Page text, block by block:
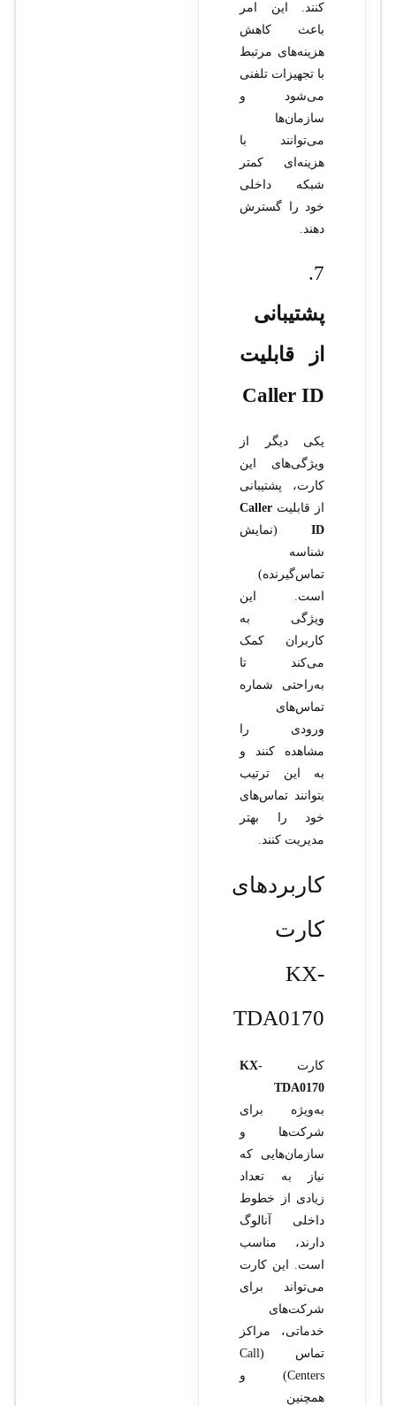
کنند. این امر
باعث کاهش
هزینه‌های مرتبط
با تجهیزات تلفنی
می‌شود و
سازمان‌ها
می‌توانند با
هزینه‌ای کمتر
شبکه داخلی
خود را گسترش
دهند.
7.
پشتیبانی
از قابلیت
Caller ID
یکی دیگر از
ویژگی‌های این
کارت، پشتیبانی
از قابلیت Caller
ID(نمایش
شناسه
تماس‌گیرنده)
است. این
ویژگی به
کاربران کمک
می‌کند تا
به‌راحتی شماره
تماس‌های
ورودی را
مشاهده کنند و
به این ترتیب
بتوانند تماس‌های
خود را بهتر
مدیریت کنند.
کاربردهای
کارت
KX-
TDA0170
کارت KX-
TDA0170
به‌ویژه برای
شرکت‌ها و
سازمان‌هایی که
نیاز به تعداد
زیادی از خطوط
داخلی آنالوگ
دارند، مناسب
است. این کارت
می‌تواند برای
شرکت‌های
خدماتی، مراکز
تماس (Call
Centers) و
همچنین